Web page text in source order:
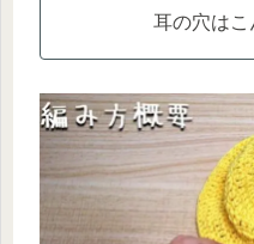
耳の穴はこ